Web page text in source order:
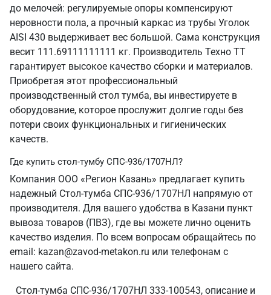
до мелочей: регулируемые опоры компенсируют
неровности пола, а прочный каркас из трубы Уголок
AISI 430 выдерживает вес большой. Сама конструкция
весит 111.69111111111 кг. Производитель Техно ТТ
гарантирует высокое качество сборки и материалов.
Приобретая этот профессиональный
производственный стол тумба, вы инвестируете в
оборудование, которое прослужит долгие годы без
потери своих функциональных и гигиенических
качеств.
Где купить стол-тумбу СПС-936/1707НЛ?
Компания ООО «Регион Казань» предлагает купить
надежный Стол-тумба СПС-936/1707НЛ напрямую от
производителя. Для вашего удобства в Казани пункт
вывоза товаров (ПВЗ), где вы можете лично оценить
качество изделия. По всем вопросам обращайтесь по
email: kazan@zavod-metakon.ru или телефонам с
нашего сайта.
Стол-тумба СПС-936/1707НЛ 333-100543, описание и